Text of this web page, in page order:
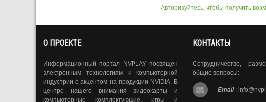
Авторизуйтесь, чтобы получить
О ПРОЕКТЕ
Информационный портал NVPLAY посвящен
электронным технологиям и компьютерной
индустрии с акцентом на продукции NVIDIA. В
центре нашего внимания видеокарты и
компьютерные комплектующие, игры и
КОНТАКТЫ
Сотрудничество,
общие вопросы:
Email :